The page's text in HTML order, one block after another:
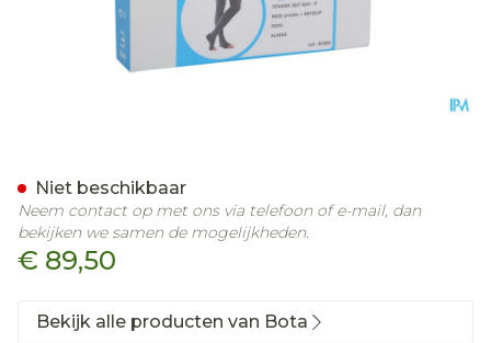
€ 89,50
Niet beschikbaar
Neem contact op met ons via telefoon of e-mail, dan
bekijken we samen de mogelijkheden.
Bekijk alle producten van Bota